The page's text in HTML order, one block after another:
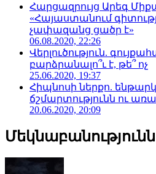
Հարցազրույց Արեգ
«Հայաստանում
չափազանց ցածր է»
06.08.2020, 22:26
Վերլուծություն.
բարձրանալո՞ւ է, թե՞ ոչ
25.06.2020, 19:37
Հիպնոսի ներքո.
ճշմարտությունն ու
20.06.2020, 20:09